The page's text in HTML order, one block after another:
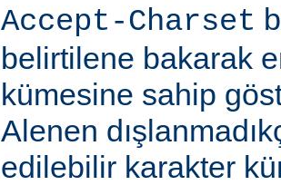
Accept-Charset
belirtilene bakarak
kümesine sahip
Alenen
edilebilir karakter